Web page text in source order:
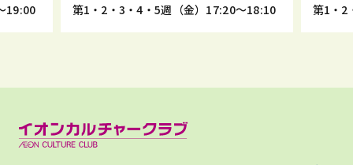
19:00
第1・2・3・4・5週（金）17:20～18:10
第1・2